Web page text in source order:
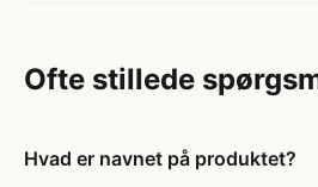
Ofte stillede
Hvad er navnet på produktet?